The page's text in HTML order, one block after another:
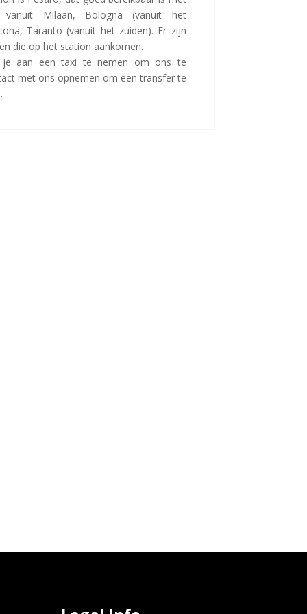
vanuit Milaan, Bologna (vanuit het
Taranto (vanuit het zuiden). Er zijn
die op het station aankomen.
je aan een taxi te nemen om ons te
met ons opnemen om een transfer te